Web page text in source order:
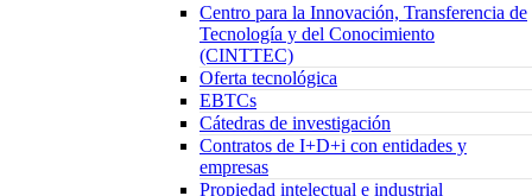
Centro para la Innovación, Transferencia de
Tecnología y del Conocimiento
(CINTTEC)
Oferta tecnológica
EBTCs
Cátedras de investigación
Contratos de I+D+i con entidades y
empresas
Propiedad intelectual e industrial